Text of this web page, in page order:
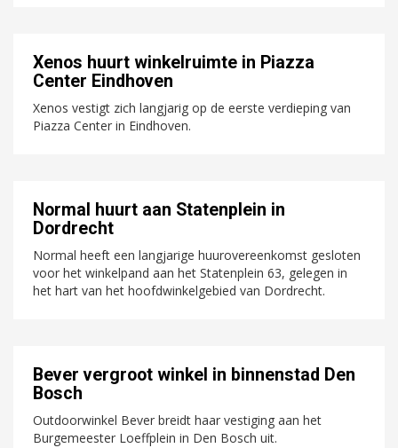
Xenos huurt winkelruimte in Piazza
Center Eindhoven
Xenos vestigt zich langjarig op de eerste verdieping van
Piazza Center in Eindhoven.
Normal huurt aan Statenplein in
Dordrecht
Normal heeft een langjarige huurovereenkomst gesloten
voor het winkelpand aan het Statenplein 63, gelegen in
het hart van het hoofdwinkelgebied van Dordrecht.
Bever vergroot winkel in binnenstad Den
Bosch
Outdoorwinkel Bever breidt haar vestiging aan het
Burgemeester Loeffplein in Den Bosch uit.